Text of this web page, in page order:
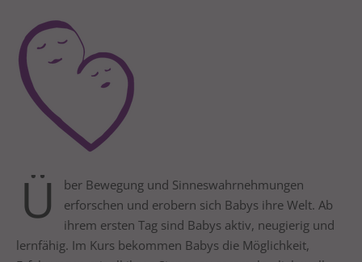
24h / 365days
We offer support for our customers
Get in touch
Cybersteel Inc.
Ü
ber Bewegung und Sinneswahrnehmungen
erforschen und erobern sich Babys ihre Welt. Ab
ihrem ersten Tag sind Babys aktiv, neugierig und
lernfähig. Im Kurs bekommen Babys die Möglichkeit,